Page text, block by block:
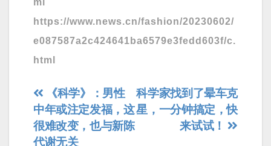
ml
https://www.news.cn/fashion/20230602/
e087587a2c424641ba6579e3fedd603f/c.
html
文
章
科学家找到了晕车克
星，一分钟搞定，快
来试试！
《科学》：男性
中年或注定发福，这
很难改变，也与新陈
代谢无关